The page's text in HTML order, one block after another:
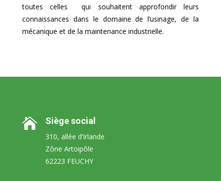
toutes celles qui souhaitent approfondir leurs
connaissances dans le domaine de l’usinage, de la
mécanique et de la maintenance industrielle.
 Siège social
310, allée d’Irlande
Zône Artoipôle
62223 FEUCHY